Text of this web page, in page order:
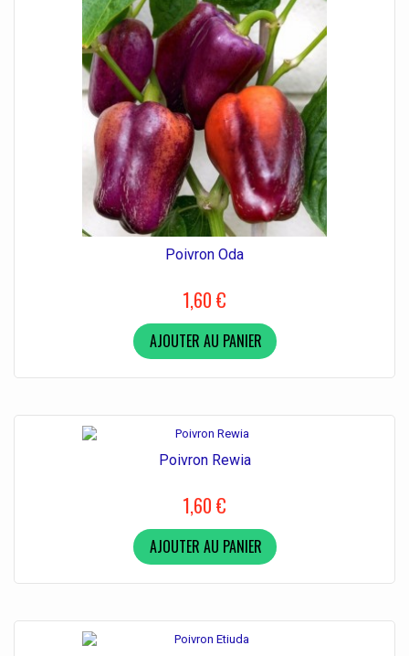
Poivron Oda
1,60 €
AJOUTER AU PANIER
Poivron Rewia
1,60 €
AJOUTER AU PANIER